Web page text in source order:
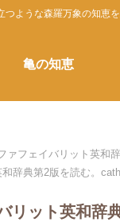
つような森羅万象の知恵
亀の知恵
ァフェイバリット英和
辞典第2版を読む。
リット英和辞